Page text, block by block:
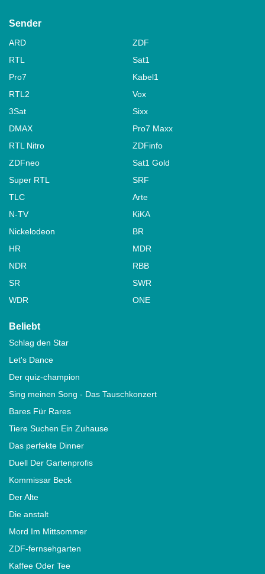
Sender
ARD
ZDF
RTL
Sat1
Pro7
Kabel1
RTL2
Vox
3Sat
Sixx
DMAX
Pro7 Maxx
RTL Nitro
ZDFinfo
ZDFneo
Sat1 Gold
Super RTL
SRF
TLC
Arte
N-TV
KiKA
Nickelodeon
BR
HR
MDR
NDR
RBB
SR
SWR
WDR
ONE
Beliebt
Schlag den Star
Let's Dance
Der quiz-champion
Sing meinen Song - Das Tauschkonzert
Bares Für Rares
Tiere Suchen Ein Zuhause
Das perfekte Dinner
Duell Der Gartenprofis
Kommissar Beck
Der Alte
Die anstalt
Mord Im Mittsommer
ZDF-fernsehgarten
Kaffee Oder Tee